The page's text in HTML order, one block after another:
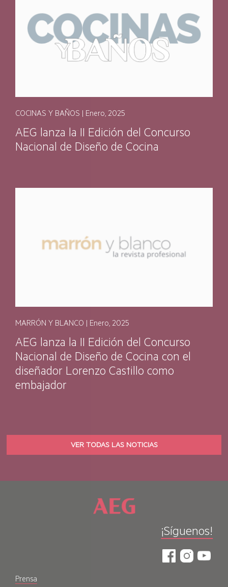
COCINAS Y BAÑOS | Enero, 2025
AEG lanza la II Edición del Concurso
MARRÓN Y BLANCO | Enero, 2025
AEG lanza la II Edición del Concurso
Nacional de Diseño de Cocina con el
diseñador Lorenzo Castillo como
¡Síguenos!